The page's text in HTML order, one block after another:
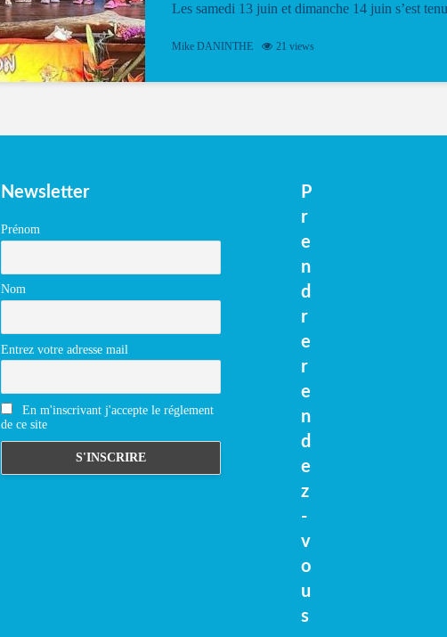
Les samedi 13 juin et dimanche 14 juin s’est tenu
vibrant à Pierrot Narouman, organisé par
spectacle de fin d’année, présenté à la salle...
Mike DANINTHE 21 views
Newsletter
Prénom
Nom
Entrez votre adresse mail
En m'inscrivant j'accepte le réglement
de ce site
P
r
e
n
d
r
e
r
e
n
d
e
z
-
v
o
u
s